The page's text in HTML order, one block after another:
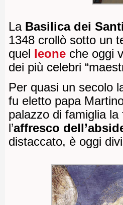
La Basilica dei
1348 crollò sotto un
quel
leoneche oggi
dei più celebri
Per quasi un secolo
fu eletto papa
palazzo di famiglia
l’affresco
distaccato, è oggi